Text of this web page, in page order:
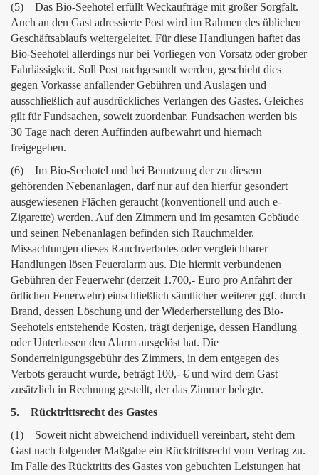
(5) Das Bio-Seehotel erfüllt Weckaufträge mit großer Sorgfalt.
Auch an den Gast adressierte Post wird im Rahmen des üblichen
Geschäftsablaufs weitergeleitet. Für diese Handlungen haftet das
Bio-Seehotel allerdings nur bei Vorliegen von Vorsatz oder grober
Fahrlässigkeit. Soll Post nachgesandt werden, geschieht dies
gegen Vorkasse anfallender Gebühren und Auslagen und
ausschließlich auf ausdrückliches Verlangen des Gastes. Gleiches
gilt für Fundsachen, soweit zuordenbar. Fundsachen werden bis
30 Tage nach deren Auffinden aufbewahrt und hiernach
freigegeben.
(6) Im Bio-Seehotel und bei Benutzung der zu diesem
gehörenden Nebenanlagen, darf nur auf den hierfür gesondert
ausgewiesenen Flächen geraucht (konventionell und auch e-
Zigarette) werden. Auf den Zimmern und im gesamten Gebäude
und seinen Nebenanlagen befinden sich Rauchmelder.
Missachtungen dieses Rauchverbotes oder vergleichbarer
Handlungen lösen Feueralarm aus. Die hiermit verbundenen
Gebühren der Feuerwehr (derzeit 1.700,- Euro pro Anfahrt der
örtlichen Feuerwehr) einschließlich sämtlicher weiterer ggf. durch
Brand, dessen Löschung und der Wiederherstellung des Bio-
Seehotels entstehende Kosten, trägt derjenige, dessen Handlung
oder Unterlassen den Alarm ausgelöst hat. Die
Sonderreinigungsgebühr des Zimmers, in dem entgegen des
Verbots geraucht wurde, beträgt 100,- € und wird dem Gast
zusätzlich in Rechnung gestellt, der das Zimmer belegte.
5. Rücktrittsrecht des Gastes
(1) Soweit nicht abweichend individuell vereinbart, steht dem
Gast nach folgender Maßgabe ein Rücktrittsrecht vom Vertrag zu.
Im Falle des Rücktritts des Gastes von gebuchten Leistungen hat